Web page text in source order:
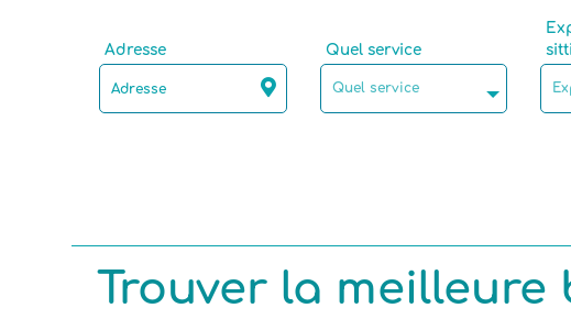
Adresse Quel service
Quel service
Trouver la